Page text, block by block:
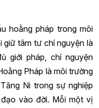
hoằng pháp trong môi
giữ tâm tư chí nguyện là
giới pháp, chí nguyện
Pháp là môi trường
Ni trong sự nghiệp
vào đời. Mỗi một vị